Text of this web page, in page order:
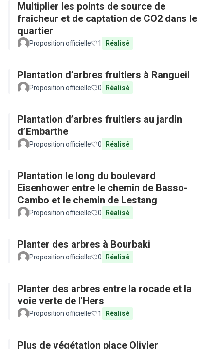
Multiplier les points de source de
fraicheur et de captation de CO2 dans le
quartier
Proposition officielle 1 Réalisé
Plantation d’arbres fruitiers à Rangueil
Proposition officielle 0 Réalisé
Plantation d’arbres fruitiers au jardin
d’Embarthe
Proposition officielle 0 Réalisé
Plantation le long du boulevard
Eisenhower entre le chemin de Basso-
Cambo et le chemin de Lestang
Proposition officielle 0 Réalisé
Planter des arbres à Bourbaki
Proposition officielle 0 Réalisé
Planter des arbres entre la rocade et la
voie verte de l'Hers
Proposition officielle 1 Réalisé
Plus de végétation place Olivier